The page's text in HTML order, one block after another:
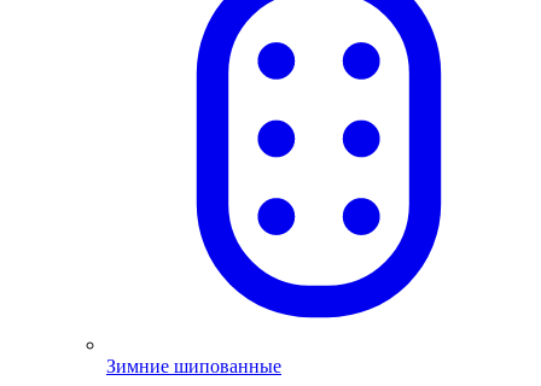
Зимние шипованные